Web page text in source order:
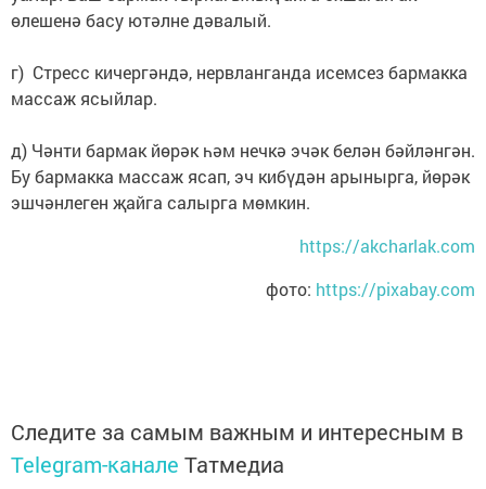
өлешенә басу ютәлне дәвалый.
г) Стресс кичергәндә, нервланганда исемсез бармакка
массаж ясыйлар.
д) Чәнти бармак йөрәк һәм нечкә эчәк белән бәйләнгән.
Бу бармакка массаж ясап, эч кибүдән арынырга, йөрәк
эшчәнлеген җайга салырга мөмкин.
https://akcharlak.com
фото: https://pixabay.com
Следите за самым важным и интересным в
Telegram-канале Татмедиа